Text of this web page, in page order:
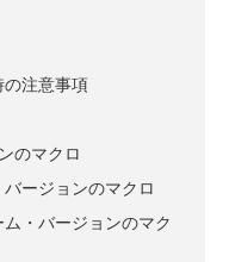
注意事項
のマクロ
ージョンのマクロ
・バージョンのマク